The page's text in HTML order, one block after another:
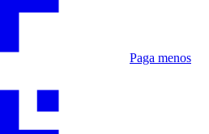
Paga menos